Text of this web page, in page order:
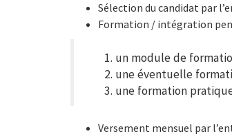
Sélection du candidat par
Formation / intégration
un module de
une éventuelle
une formation
Versement mensuel par